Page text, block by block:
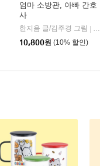
엄마 소방관, 아빠 간호
사
한지음 글/김주경 그림
10,800원 (10% 할인)